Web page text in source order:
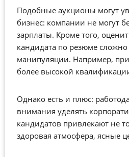
Подобные аукционы могут
бизнес: компании не могут
зарплаты. Кроме того,
кандидата по резюме
манипуляции. Например,
более высокой
Однако есть и плюс:
внимания уделять
кандидатов привлекают не
здоровая атмосфера, ясные